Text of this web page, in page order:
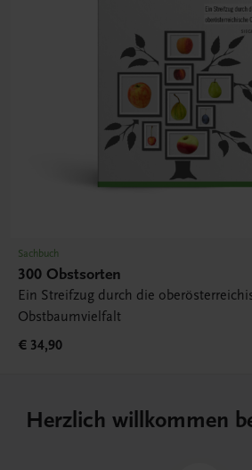
Sachbuch
300 Obstsorten
Ein Streifzug durch die
Obstbaumvielfalt
€ 34,90
Herzlich willkommen